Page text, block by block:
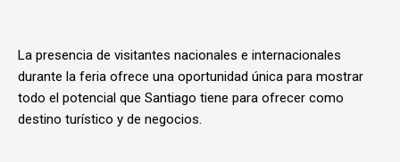
La presencia de visitantes nacionales e internacionales
durante la feria ofrece una oportunidad única para mostrar
todo el potencial que Santiago tiene para ofrecer como
destino turístico y de negocios.